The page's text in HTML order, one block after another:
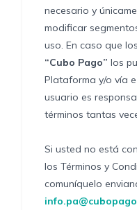
necesario y
modificar
uso. En caso que
“Cubo Pago” los
Plataforma y/o vía
usuario es
términos tantas
Si usted no está
los Términos y
comuníquelo